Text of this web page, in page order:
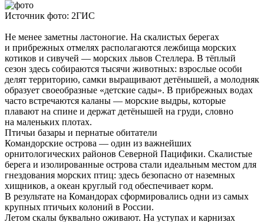
Источник фото: 2ГИС
Не менее заметны ластоногие. На скалистых берегах
и прибрежных отмелях располагаются лежбища морских
котиков и сивучей — морских львов Стеллера. В тёплый
сезон здесь собираются тысячи животных: взрослые особи
делят территорию, самки выращивают детёнышей, а молодняк
образует своеобразные «детские сады». В прибрежных водах
часто встречаются каланы — морские выдры, которые
плавают на спине и держат детёнышей на груди, словно
на маленьких плотах.
Птичьи базары и пернатые обитатели
Командорские острова — один из важнейших
орнитологических районов Северной Пацифики. Скалистые
берега и изолированные острова стали идеальным местом для
гнездования морских птиц: здесь безопасно от наземных
хищников, а океан круглый год обеспечивает корм.
В результате на Командорах сформировались одни из самых
крупных птичьих колоний в России.
Летом скалы буквально оживают. На уступах и карнизах